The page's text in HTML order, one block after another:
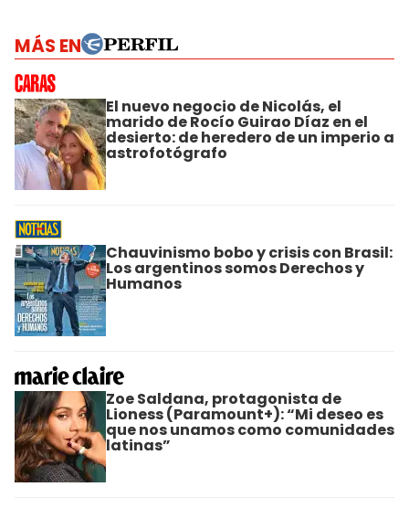
MÁS EN
El nuevo negocio de Nicolás, el
marido de Rocío Guirao Díaz en el
desierto: de heredero de un imperio a
astrofotógrafo
Chauvinismo bobo y crisis con Brasil:
Los argentinos somos Derechos y
Humanos
Zoe Saldana, protagonista de
Lioness (Paramount+): “Mi deseo es
que nos unamos como comunidades
latinas”